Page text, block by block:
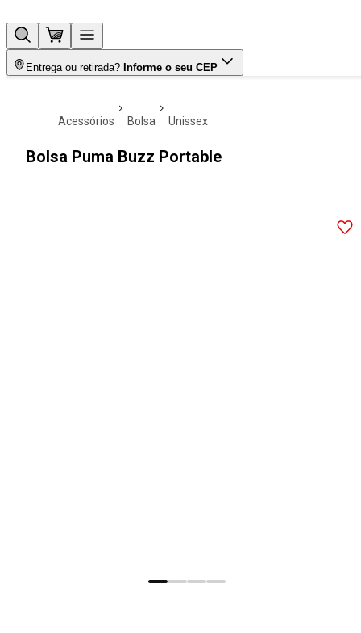
Entrega ou retirada? Informe o seu CEP
acessórios bolsa unissex
Bolsa Puma Buzz Portable